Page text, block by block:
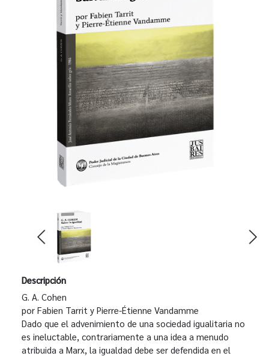
Descripción
G. A. Cohen
por Fabien Tarrit y Pierre-Étienne Vandamme
Dado que el advenimiento de una sociedad igualitaria no
es ineluctable, contrariamente a una idea a menudo
atribuida a Marx, la igualdad debe ser defendida en el